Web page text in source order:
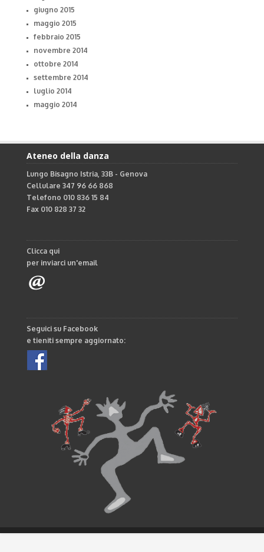
giugno 2015
maggio 2015
febbraio 2015
novembre 2014
ottobre 2014
settembre 2014
luglio 2014
maggio 2014
Ateneo della danza
Lungo Bisagno Istria, 33B - Genova
Cellulare 347 96 66 868
Telefono 010 836 15 84
Fax 010 828 37 32
Clicca qui
per inviarci un'email
Seguici su Facebook
e tieniti sempre aggiornato: